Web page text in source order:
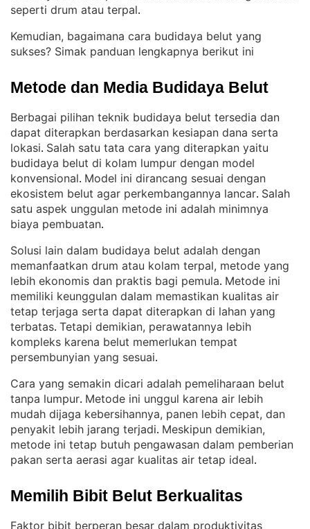
seperti drum atau terpal.
Kemudian, bagaimana cara budidaya belut yang
sukses? Simak panduan lengkapnya berikut ini
Metode dan Media Budidaya Belut
Berbagai pilihan teknik budidaya belut tersedia dan
dapat diterapkan berdasarkan kesiapan dana serta
lokasi. Salah satu tata cara yang diterapkan yaitu
budidaya belut di kolam lumpur dengan model
konvensional. Model ini dirancang sesuai dengan
ekosistem belut agar perkembangannya lancar. Salah
satu aspek unggulan metode ini adalah minimnya
biaya pembuatan.
Solusi lain dalam budidaya belut adalah dengan
memanfaatkan drum atau kolam terpal, metode yang
lebih ekonomis dan praktis bagi pemula. Metode ini
memiliki keunggulan dalam memastikan kualitas air
tetap terjaga serta dapat diterapkan di lahan yang
terbatas. Tetapi demikian, perawatannya lebih
kompleks karena belut memerlukan tempat
persembunyian yang sesuai.
Cara yang semakin dicari adalah pemeliharaan belut
tanpa lumpur. Metode ini unggul karena air lebih
mudah dijaga kebersihannya, panen lebih cepat, dan
penyakit lebih jarang terjadi. Meskipun demikian,
metode ini tetap butuh pengawasan dalam pemberian
pakan serta aerasi agar kualitas air tetap ideal.
Memilih Bibit Belut Berkualitas
Faktor bibit berperan besar dalam produktivitas